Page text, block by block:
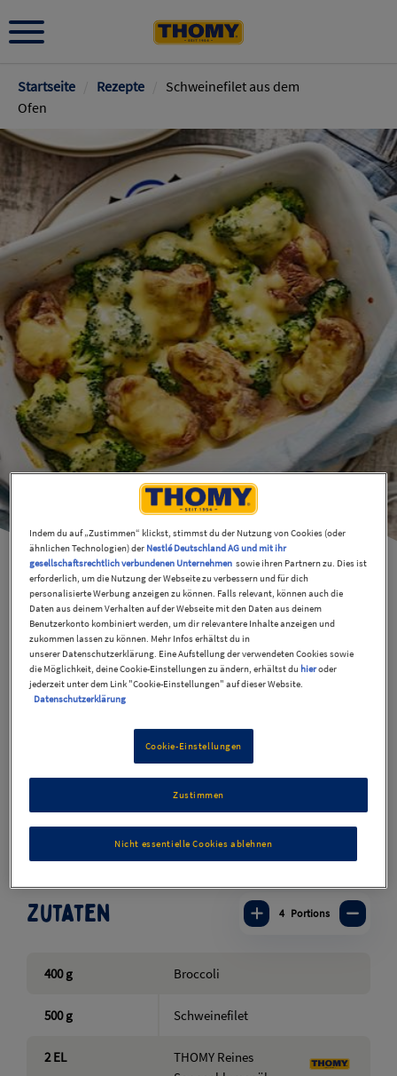
Pfadnavigation
Startseite Rezepte
Schweinefilet aus dem
Ofen
Schweinefilet aus dem Ofen
35 Min Mittel
Das Schweinefilet aus dem Ofen mit Brokkoli und
Hollandaise ist ein Genuss - und den hast Du
superschnell zubereitet!
Zuletzt aktualisiert: 07.04.2025
Zutaten 4 Portions
400 g Broccoli
500 g Schweinefilet
2 EL
THOMY Reines
Indem du auf „Zustimmen“ klickst, stimmst du der Nutzung von Cookies (oder
ähnlichen Technologien) der Nestlé Deutschland AG und mit ihr
gesellschaftsrechtlich verbundenen Unternehmen sowie ihren Partnern zu. Dies ist
erforderlich, um die Nutzung der Webseite zu verbessern und für dich
personalisierte Werbung anzeigen zu können. Falls relevant, können auch die
Daten aus deinem Verhalten auf der Webseite mit den Daten aus deinem
Benutzerkonto kombiniert werden, um dir relevantere Inhalte anzeigen und
zukommen lassen zu können. Mehr Infos erhältst du in
unserer Datenschutzerklärung. Eine Aufstellung der verwendeten Cookies sowie
die Möglichkeit, deine Cookie-Einstellungen zu ändern, erhältst du hieroder
jederzeit unter dem Link "Cookie-Einstellungen" auf dieser Website.
Datenschutzerklärung
Cookie-Einstellungen
Nicht essentielle Cookies ablehnen
Zustimmen